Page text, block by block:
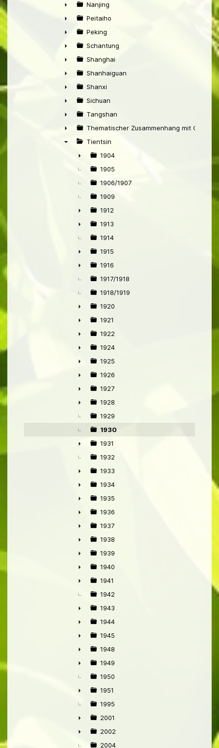
►
►
Nanjing
►
Peitaiho
►
Peking
►
Schantung
►
Shanghai
►
Shanhaiguan
►
Shanxi
►
Sichuan
►
Tangshan
►
Thematischer Zusammenhang mit China
Tientsin
►
1904
1905
1906/1907
1909
►
1912
►
1913
1914
►
1915
►
1916
1917/1918
1918/1919
►
1920
►
1921
►
1922
►
1924
►
1925
►
1926
►
1927
►
1928
1929
1930
►
1931
1932
►
1933
►
1934
►
1935
►
1936
►
1937
►
1938
►
1939
►
1940
►
1941
1942
►
1943
►
1944
►
1945
►
1948
►
1949
1950
►
1951
1995
►
2001
►
2002
2004